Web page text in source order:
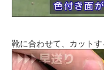
靴に合わせて、カットす